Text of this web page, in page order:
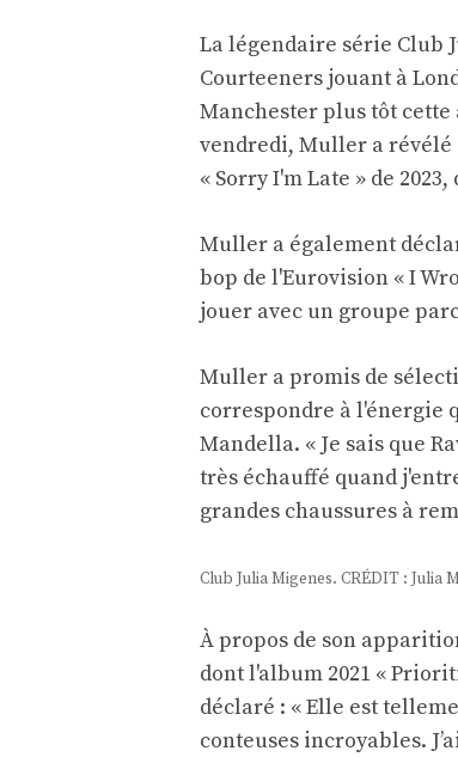
La légendaire série Club
Courteeners jouant à
Manchester plus tôt
vendredi, Muller a révélé
« Sorry I'm Late » de
Muller a également
bop de l'Eurovision « I
jouer avec un groupe
Muller a promis de
correspondre à l'énergie
Mandella. « Je sais que
très échauffé quand
grandes chaussures à
Club Julia Migenes. CRÉDIT : Julia
À propos de son
dont l'album 2021 «
déclaré : « Elle est
conteuses incroyables.